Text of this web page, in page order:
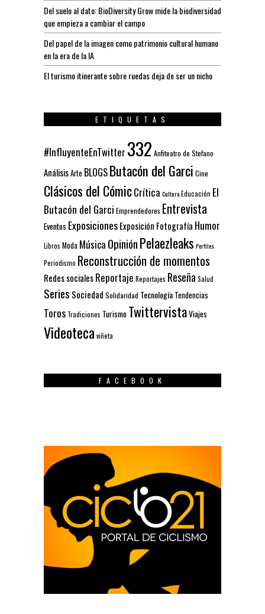
Del suelo al dato: BioDiversity Grow mide la biodiversidad
que empieza a cambiar el campo
Del papel de la imagen como patrimonio cultural humano
en la era de la IA
El turismo itinerante sobre ruedas deja de ser un nicho
ETIQUETAS
#InfluyenteEnTwitter 332 Anfiteatro de Stefano
AnálisisArte BLOGSButacón del Garci Cine
Clásicos del CómicCrítica CulturaEducación El
Butacón del Garci Emprendedores Entrevista
Eventos ExposicionesExposición Fotografía Humor
Libros Moda Música OpiniónPelaezleaks Perfiles
Periodismo Reconstrucción de momentos
Redes socialesReportaje Reportajes Reseña Salud
Series Sociedad Solidaridad Tecnología Tendencias
Toros Tradiciones Turismo TwittervistaViajes
Videoteca viñeta
FACEBOOK